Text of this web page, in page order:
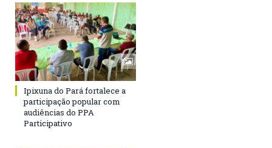
Ipixuna do Pará fortalece a
participação popular com
audiências do PPA
Participativo